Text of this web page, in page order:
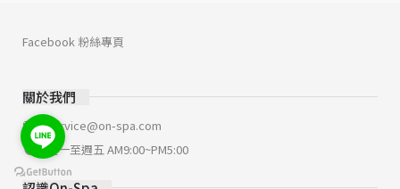
關於我們
service@on-spa.com
週一至週五 AM9:00~PM5:00
Facebook 粉絲專頁